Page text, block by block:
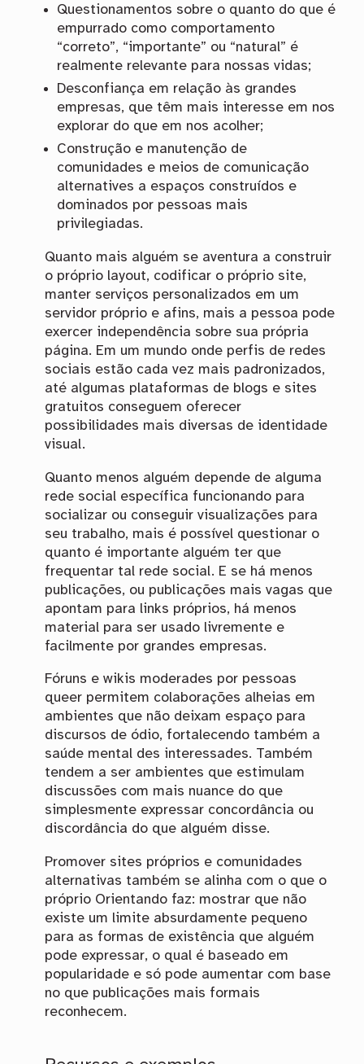
Questionamentos sobre o quanto do que é
empurrado como comportamento
“correto”, “importante” ou “natural” é
realmente relevante para nossas vidas;
Desconfiança em relação às grandes
empresas, que têm mais interesse em nos
explorar do que em nos acolher;
Construção e manutenção de
comunidades e meios de comunicação
alternatives a espaços construídos e
dominados por pessoas mais
privilegiadas.
Quanto mais alguém se aventura a construir
o próprio layout, codificar o próprio site,
manter serviços personalizados em um
servidor próprio e afins, mais a pessoa pode
exercer independência sobre sua própria
página. Em um mundo onde perfis de redes
sociais estão cada vez mais padronizados,
até algumas plataformas de blogs e sites
gratuitos conseguem oferecer
possibilidades mais diversas de identidade
visual.
Quanto menos alguém depende de alguma
rede social específica funcionando para
socializar ou conseguir visualizações para
seu trabalho, mais é possível questionar o
quanto é importante alguém ter que
frequentar tal rede social. E se há menos
publicações, ou publicações mais vagas que
apontam para links próprios, há menos
material para ser usado livremente e
facilmente por grandes empresas.
Fóruns e wikis moderades por pessoas
queer permitem colaborações alheias em
ambientes que não deixam espaço para
discursos de ódio, fortalecendo também a
saúde mental des interessades. Também
tendem a ser ambientes que estimulam
discussões com mais nuance do que
simplesmente expressar concordância ou
discordância do que alguém disse.
Promover sites próprios e comunidades
alternativas também se alinha com o que o
próprio Orientando faz: mostrar que não
existe um limite absurdamente pequeno
para as formas de existência que alguém
pode expressar, o qual é baseado em
popularidade e só pode aumentar com base
no que publicações mais formais
reconhecem.